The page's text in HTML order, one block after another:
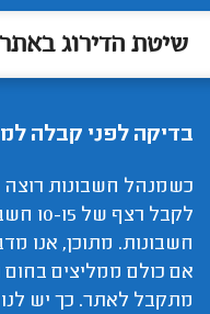
שיטת הדירוג
בדיקה לפני קבלה
כשמנהל חשבונות רוצה
לקבל
אם כולם ממליצים בחום
מתקבל לאתר. כך יש